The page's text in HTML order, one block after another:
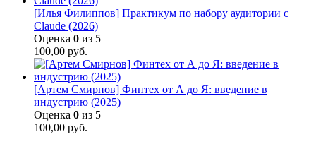
[Илья Филиппов] Практикум по набору аудитории с
Claude (2026)
Оценка 0 из 5
100,00 руб.
[Артем Смирнов] Финтех от А до Я: введение в
индустрию (2025)
Оценка 0 из 5
100,00 руб.